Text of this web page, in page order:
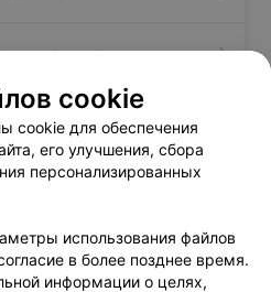
зубов в Борисове
в Борисове
- цена в
cookie
cookie для обеспечения
его улучшения, сбора
персонализированных
использования файлов
в более позднее время.
информации о целях,